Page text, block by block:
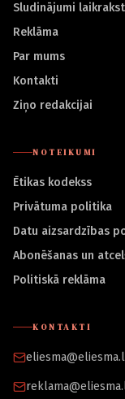
Sludinājumi
Reklāma
Par mums
Kontakti
Ziņo redakcijai
NOTEIKUMI
Ētikas kodekss
Privātuma politika
Datu aizsardzības
Abonēšanas un
Politiskā reklāma
KONTAKTI